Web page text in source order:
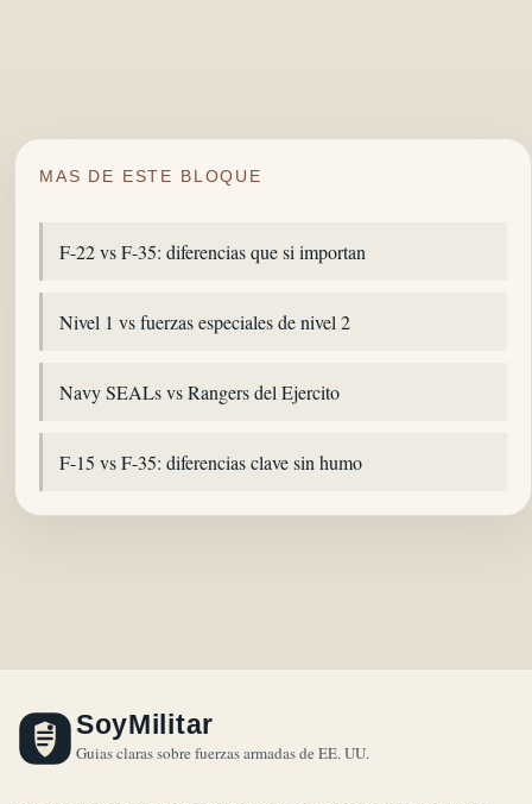
MAS DE ESTE BLOQUE
F-22 vs F-35: diferencias que si importan
Nivel 1 vs fuerzas especiales de nivel 2
Navy SEALs vs Rangers del Ejercito
F-15 vs F-35: diferencias clave sin humo
SoyMilitar
Guias claras sobre fuerzas armadas de EE. UU.